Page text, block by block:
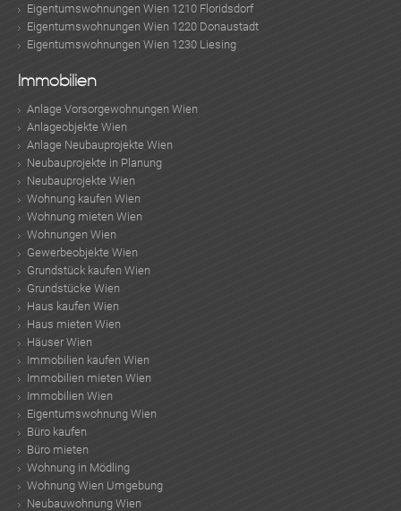
Eigentumswohnungen Wien 1210 Floridsdorf
Eigentumswohnungen Wien 1220 Donaustadt
Eigentumswohnungen Wien 1230 Liesing
Immobilien
Anlage Vorsorgewohnungen Wien
Anlageobjekte Wien
Anlage Neubauprojekte Wien
Neubauprojekte in Planung
Neubauprojekte Wien
Wohnung kaufen Wien
Wohnung mieten Wien
Wohnungen Wien
Gewerbeobjekte Wien
Grundstück kaufen Wien
Grundstücke Wien
Haus kaufen Wien
Haus mieten Wien
Häuser Wien
Immobilien kaufen Wien
Immobilien mieten Wien
Immobilien Wien
Eigentumswohnung Wien
Büro kaufen
Büro mieten
Wohnung in Mödling
Wohnung Wien Umgebung
Neubauwohnung Wien